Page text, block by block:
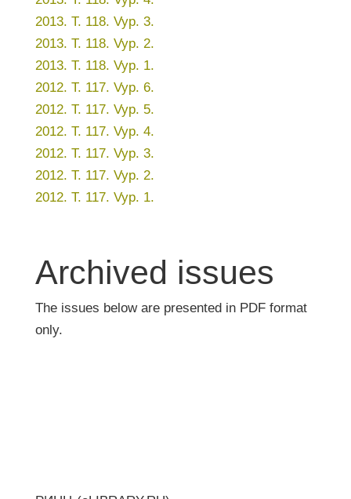
2013. T. 118. Vyp. 3.
2013. T. 118. Vyp. 2.
2013. T. 118. Vyp. 1.
2012. T. 117. Vyp. 6.
2012. T. 117. Vyp. 5.
2012. T. 117. Vyp. 4.
2012. T. 117. Vyp. 3.
2012. T. 117. Vyp. 2.
2012. T. 117. Vyp. 1.
Archived issues
The issues below are presented in PDF format
only.